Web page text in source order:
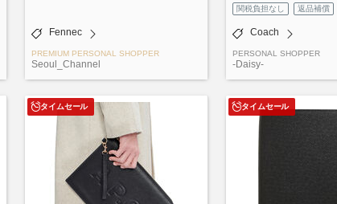
Fennec
PREMIUM PERSONAL SHOPPER
Seoul_Channel
関税負担なし 返品補償
Coach
PERSONAL SHOPPER
-Daisy-
タイムセール タイムセール